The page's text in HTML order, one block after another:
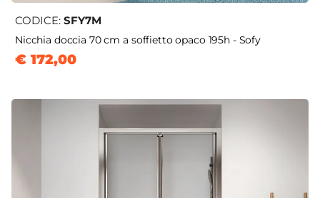
CODICE: SFY7M
Nicchia doccia 70 cm a soffietto opaco 195h - Sofy
€ 172,00